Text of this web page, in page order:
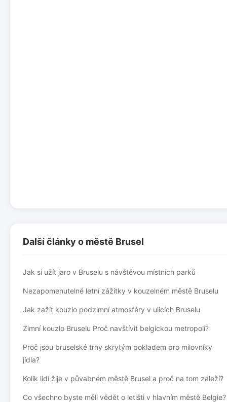
Další články o městě Brusel
Jak si užít jaro v Bruselu s návštěvou místních parků
Nezapomenutelné letní zážitky v kouzelném městě Bruselu
Jak zažít kouzlo podzimní atmosféry v ulicích Bruselu
Zimní kouzlo Bruselu Proč navštívit belgickou metropoli?
Proč jsou bruselské trhy skrytým pokladem pro milovníky
jídla?
Kolik lidí žije v půvabném městě Brusel a proč na tom záleží?
Co všechno byste měli vědět o letišti v hlavním městě Belgie?